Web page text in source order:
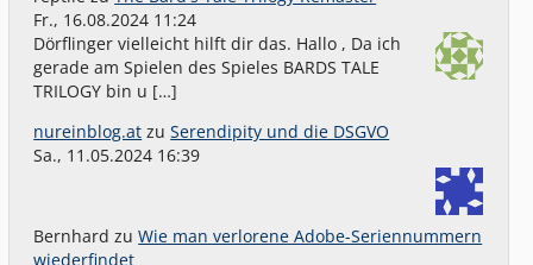
Fr., 16.08.2024 11:24
Dörflinger vielleicht hilft dir das. Hallo , Da ich
gerade am Spielen des Spieles BARDS TALE
TRILOGY bin u […]
nureinblog.at zuSerendipity und die DSGVO
Sa., 11.05.2024 16:39
Bernhard zuWie man verlorene Adobe-Seriennummern
wiederfindet